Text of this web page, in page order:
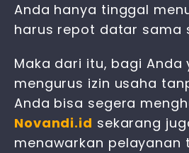
Anda hanya tinggal
harus repot datar sama
Maka dari itu, bagi Anda
mengurus izin usaha
Anda bisa segera
Novandi.id sekarang
menawarkan pelayanan